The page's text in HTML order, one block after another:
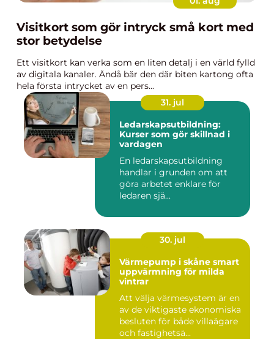
Visitkort som gör intryck små kort med
stor betydelse
Ett visitkort kan verka som en liten detalj i en värld fylld
av digitala kanaler. Ändå bär den där biten kartong ofta
hela första intrycket av en pers...
31. jul
Ledarskapsutbildning:
Kurser som gör skillnad i
vardagen
En ledarskapsutbildning
handlar i grunden om att
göra arbetet enklare för
ledaren sjä...
30. jul
Värmepump i skåne smart
uppvärmning för milda
vintrar
Att välja värmesystem är en
av de viktigaste ekonomiska
besluten för både villaägare
och fastighetsä...